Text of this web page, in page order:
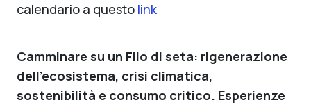
calendario a questo link
Camminare su un Filo di seta: rigenerazione
dell’ecosistema, crisi climatica,
sostenibilità e consumo critico. Esperienze